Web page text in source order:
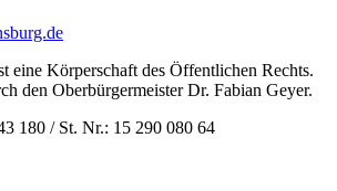
eine Körperschaft des Öffentlichen Rechts.
den Oberbürgermeister Dr. Fabian Geyer.
180 / St. Nr.: 15 290 080 64